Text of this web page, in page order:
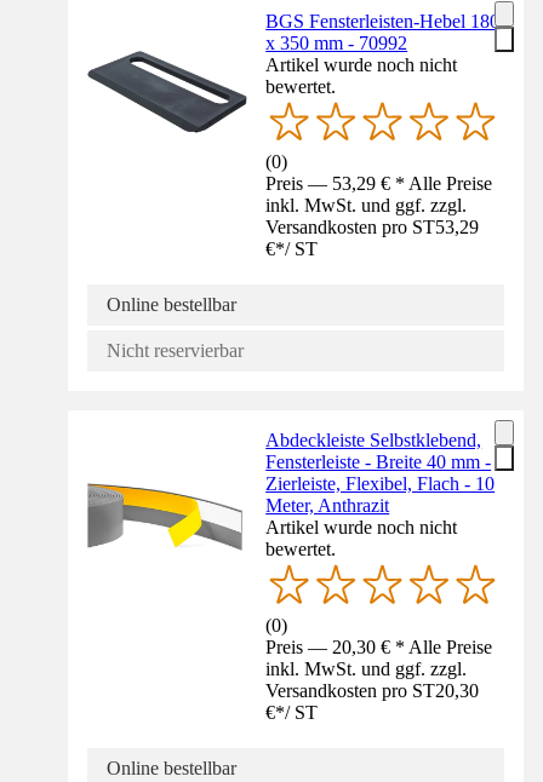
BGS Fensterleisten-Hebel 180
x 350 mm - 70992
Artikel wurde noch nicht
bewertet.
(0)
Preis — 53,29 € * Alle Preise
inkl. MwSt. und ggf. zzgl.
Versandkosten pro ST53,29
€*/ ST
Online bestellbar
Nicht reservierbar
Abdeckleiste Selbstklebend,
Fensterleiste - Breite 40 mm -
Zierleiste, Flexibel, Flach - 10
Meter, Anthrazit
Artikel wurde noch nicht
bewertet.
(0)
Preis — 20,30 € * Alle Preise
inkl. MwSt. und ggf. zzgl.
Versandkosten pro ST20,30
€*/ ST
Online bestellbar